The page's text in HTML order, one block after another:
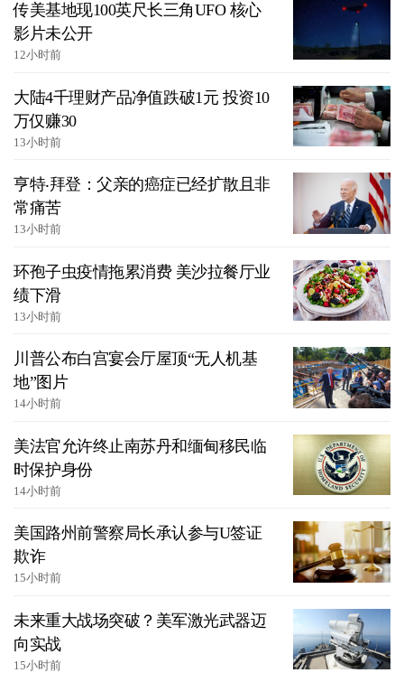
传美基地现100英尺长三角UFO 核心
影片未公开
12小时前
大陆4千理财产品净值跌破1元 投资10
万仅赚30
13小时前
亨特‧拜登：父亲的癌症已经扩散且非
常痛苦
13小时前
环孢子虫疫情拖累消费 美沙拉餐厅业
绩下滑
13小时前
川普公布白宫宴会厅屋顶“无人机基
地”图片
14小时前
美法官允许终止南苏丹和缅甸移民临
时保护身份
14小时前
美国路州前警察局长承认参与U签证
欺诈
15小时前
未来重大战场突破？美军激光武器迈
向实战
15小时前